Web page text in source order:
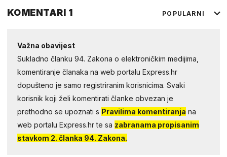
KOMENTARI 1 POPULARNI
Važna obavijest
Sukladno članku 94. Zakona o elektroničkim medijima,
komentiranje članaka na web portalu Express.hr
dopušteno je samo registriranim korisnicima. Svaki
korisnik koji želi komentirati članke obvezan je
prethodno se upoznati s Pravilima komentiranja na
web portalu Express.hr te sa zabranama propisanim
stavkom 2. članka 94. Zakona.